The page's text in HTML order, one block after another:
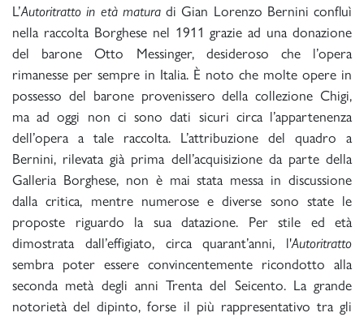
L’Autoritratto in età maturadi Gian Lorenzo Bernini confluì
nella raccolta Borghese nel 1911 grazie ad una donazione
del barone Otto Messinger, desideroso che l’opera
rimanesse per sempre in Italia. È noto che molte opere in
possesso del barone provenissero della collezione Chigi,
ma ad oggi non ci sono dati sicuri circa l’appartenenza
dell’opera a tale raccolta. L’attribuzione del quadro a
Bernini, rilevata già prima dell’acquisizione da parte della
Galleria Borghese, non è mai stata messa in discussione
dalla critica, mentre numerose e diverse sono state le
proposte riguardo la sua datazione. Per stile ed età
dimostrata dall’effigiato, circa quarant’anni, l'Autoritratto
sembra poter essere convincentemente ricondotto alla
seconda metà degli anni Trenta del Seicento. La grande
notorietà del dipinto, forse il più rappresentativo tra gli